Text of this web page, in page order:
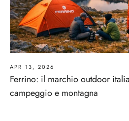
APR 13, 2026
Ferrino: il marchio outdoor
campeggio e montagna